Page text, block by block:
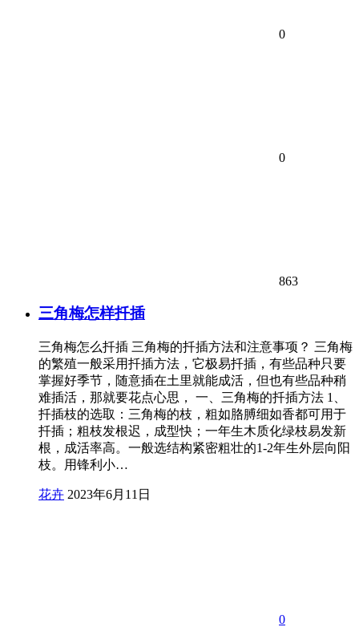
0
0
863
三角梅怎样扦插
三角梅怎么扦插 三角梅的扦插方法和注意事项？ 三角梅
的繁殖一般采用扦插方法，它极易扦插，有些品种只要
掌握好季节，随意插在土里就能成活，但也有些品种稍
难插活，那就要花点心思， 一、三角梅的扦插方法 1、
扦插枝的选取：三角梅的枝，粗如胳膊细如香都可用于
扦插；粗枝发根迟，成型快；一年生木质化绿枝易发新
根，成活率高。一般选结构紧密粗壮的1-2年生外层向阳
枝。用锋利小…
花卉 2023年6月11日
0